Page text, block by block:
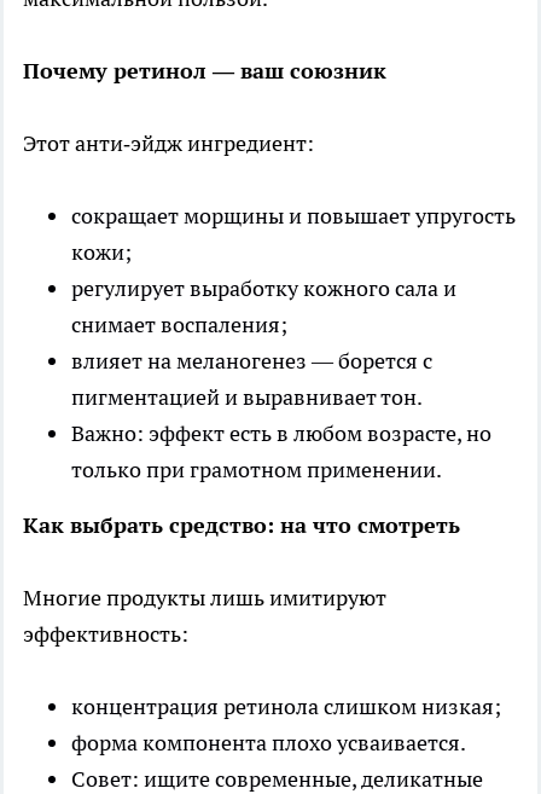
Почему ретинол — ваш союзник
Этот анти‑эйдж ингредиент:
сокращает морщины и повышает упругость
кожи;
регулирует выработку кожного сала и
снимает воспаления;
влияет на меланогенез — борется с
пигментацией и выравнивает тон.
Важно: эффект есть в любом возрасте, но
только при грамотном применении.
Как выбрать средство: на что смотреть
Многие продукты лишь имитируют
эффективность:
концентрация ретинола слишком низкая;
форма компонента плохо усваивается.
Совет: ищите современные, деликатные